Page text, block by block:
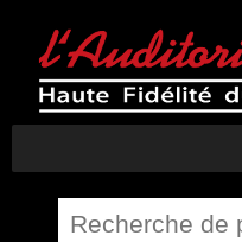
pour :